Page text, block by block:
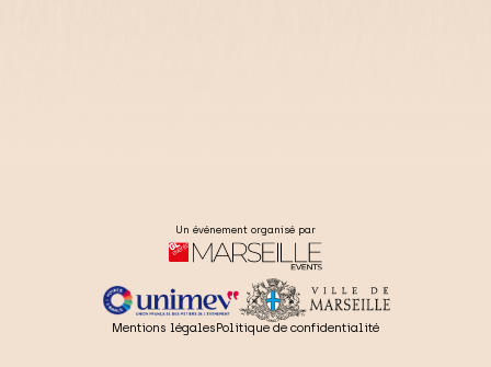
Un événement organisé par
Mentions légalesPolitique de confidentialité